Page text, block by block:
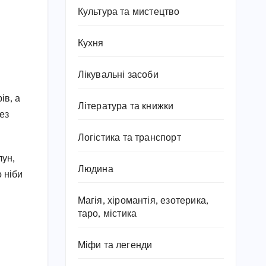
а
Культура та мистецтво
Кухня
Лікувальні засоби
Література та книжки
Логістика та транспорт
Людина
Магія, хіромантія, езотерика,
таро, містика
Міфи та легенди